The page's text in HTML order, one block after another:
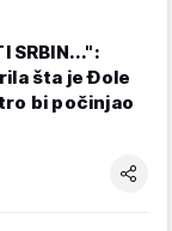
SRBIN...":
šta je Đole
bi počinjao